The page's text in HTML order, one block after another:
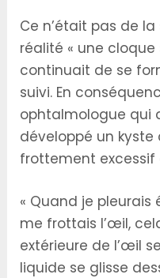
Ce n’était pas de
réalité « une
continuait de se
suivi. En
ophtalmologue qui
développé un
frottement excessif
« Quand je
me frottais l’œil,
extérieure de l’œil
liquide se glisse